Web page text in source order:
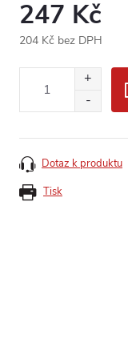
247 Kč
204 Kč bez DPH
Tisk
Dotaz k produktu